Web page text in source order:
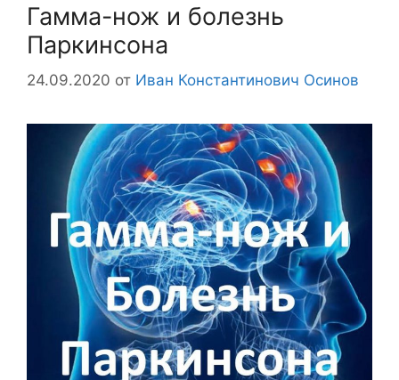
Гамма-нож и болезнь
Паркинсона
24.09.2020 от Иван Константинович Осинов